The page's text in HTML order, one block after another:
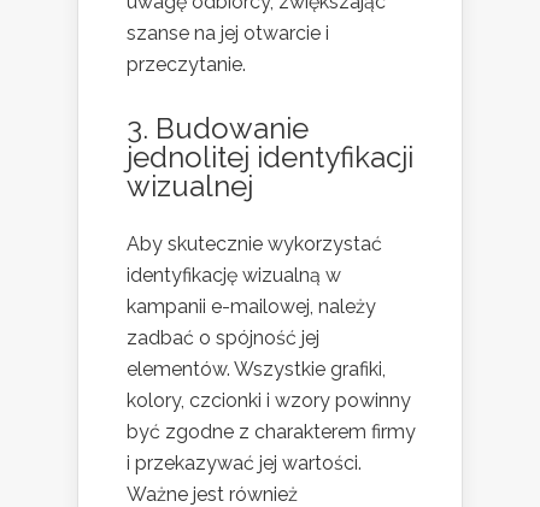
szanse na jej otwarcie i
przeczytanie.
3. Budowanie
jednolitej identyfikacji
wizualnej
Aby skutecznie wykorzystać
identyfikację wizualną w
kampanii e-mailowej, należy
zadbać o spójność jej
elementów. Wszystkie grafiki,
kolory, czcionki i wzory powinny
być zgodne z charakterem firmy
i przekazywać jej wartości.
Ważne jest również